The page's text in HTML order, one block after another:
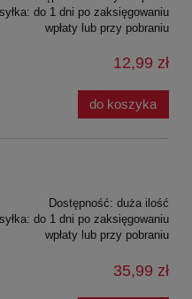
do 1 dni po zaksięgowaniu
wpłaty lub przy pobraniu
12,99 zł
do koszyka
Dostępność: duża ilość
do 1 dni po zaksięgowaniu
wpłaty lub przy pobraniu
35,99 zł